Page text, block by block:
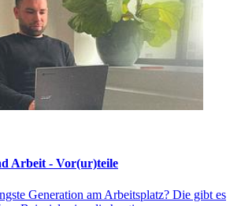
Arbeit - Vor(ur)teile
Generation am Arbeitsplatz? Die gibt es